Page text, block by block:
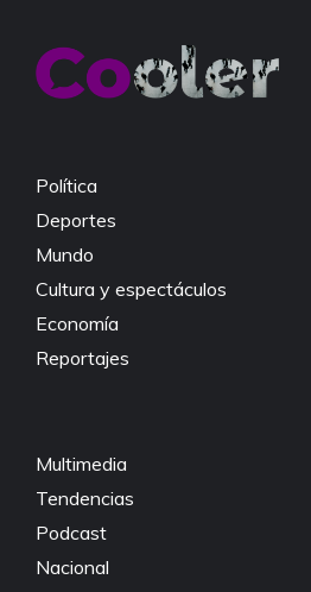
Política
Deportes
Mundo
Cultura y espectáculos
Economía
Reportajes
Multimedia
Tendencias
Podcast
Nacional